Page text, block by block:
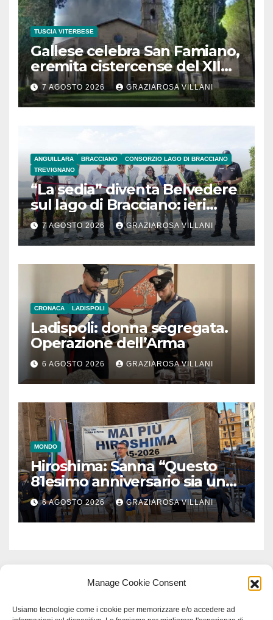
Manage Cookie Consent
Usiamo tecnologie come i cookie per memorizzare e/o accedere ad
TUSCIA VITERBESE
Gallese celebra San Famiano,
eremita cistercense del XII
secolo
7 AGOSTO 2026 GRAZIAROSA VILLANI
ANGUILLARA BRACCIANO
CONSORZIO LAGO DI BRACCIANO
TREVIGNANO
“La sedia” diventa Belvedere
sul lago di Bracciano: ieri
l’inaugurazione
7 AGOSTO 2026 GRAZIAROSA VILLANI
CRONACA LADISPOLI
Ladispoli: donna segregata.
Operazione dell’Arma
6 AGOSTO 2026 GRAZIAROSA VILLANI
MONDO
Hiroshima: Sanna “Questo
81esimo anniversario sia un
monito per tutti”
6 AGOSTO 2026 GRAZIAROSA VILLANI